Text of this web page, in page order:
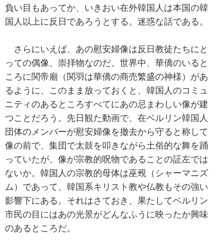
負い目もあってか、いきおい在外韓国人は本国の韓
国人以上に反日であろうとする。迷惑な話である。
さらにいえば、あの慰安婦像は反日教徒たちにと
っての偶像、崇拝物なのだ。世界中、華僑のいると
ころに関帝廟（関羽は華僑の商売繁盛の神様）があ
るように、このまま放っておくと、韓国人のコミュ
ニティのあるところすべてにあの忌まわしい像が建
つことだろう。先日観た動画で、在ベルリン韓国人
団体のメンバーが慰安婦像を撤去から守ると称して
像の前で、集団で太鼓を叩きながら土俗的な舞を踊
っていたが、像が宗教的呪物であることの証左では
ないか。韓国人の宗教的母体は巫覡（シャーマニズ
ム）であって、韓国系キリスト教や仏教もその強い
影響下にある。それはさておき、果たしてベルリン
市民の目にはあの光景がどんなふうに映ったか興味
のあるところだ。